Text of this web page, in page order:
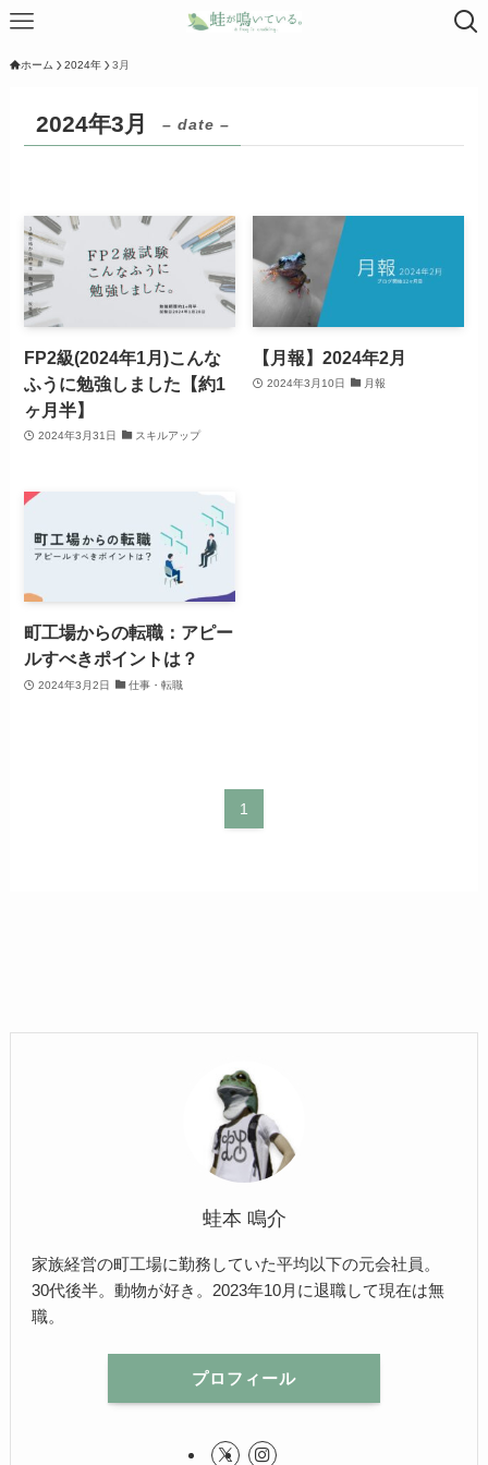
ホーム 2024年 3月
2024年3月 – date –
FP2級(2024年1月)こんな
ふうに勉強しました【約1
ヶ月半】
2024年3月31日 スキルアップ
【月報】2024年2月
2024年3月10日 月報
町工場からの転職：アピー
ルすべきポイントは？
2024年3月2日 仕事・転職
1
蛙本 鳴介
家族経営の町工場に勤務していた平均以下の元会社員。
30代後半。動物が好き。2023年10月に退職して現在は無
職。
プロフィール